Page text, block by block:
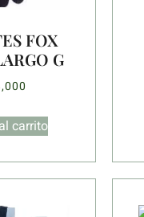
FOX
G
carrito